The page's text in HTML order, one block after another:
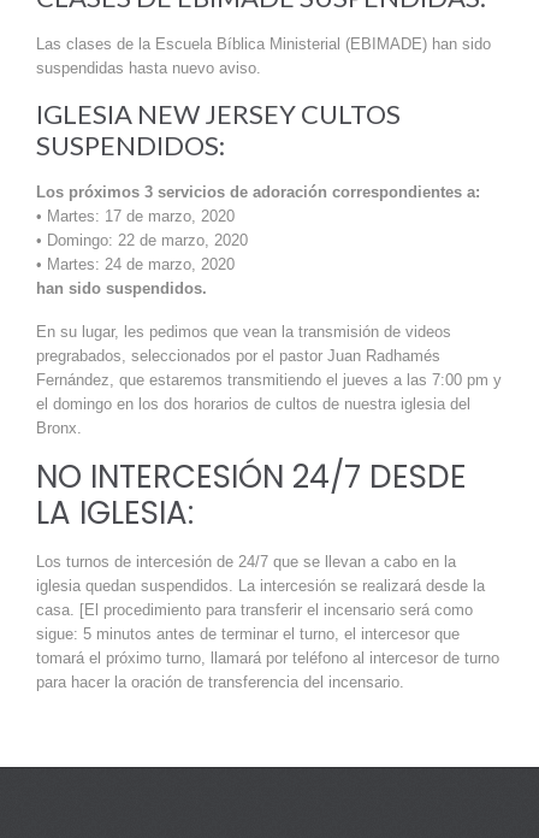
Las clases de la Escuela Bíblica Ministerial (EBIMADE) han sido
suspendidas hasta nuevo aviso.
IGLESIA NEW JERSEY CULTOS
SUSPENDIDOS:
Los próximos 3 servicios de adoración correspondientes a:
• Martes: 17 de marzo, 2020
• Domingo: 22 de marzo, 2020
• Martes: 24 de marzo, 2020
han sido suspendidos.
En su lugar, les pedimos que vean la transmisión de videos
pregrabados, seleccionados por el pastor Juan Radhamés
Fernández, que estaremos transmitiendo el jueves a las 7:00 pm y
el domingo en los dos horarios de cultos de nuestra iglesia del
Bronx.
NO INTERCESIÓN 24/7 DESDE
LA IGLESIA:
Los turnos de intercesión de 24/7 que se llevan a cabo en la
iglesia quedan suspendidos. La intercesión se realizará desde la
casa. [El procedimiento para transferir el incensario será como
sigue: 5 minutos antes de terminar el turno, el intercesor que
tomará el próximo turno, llamará por teléfono al intercesor de turno
para hacer la oración de transferencia del incensario.